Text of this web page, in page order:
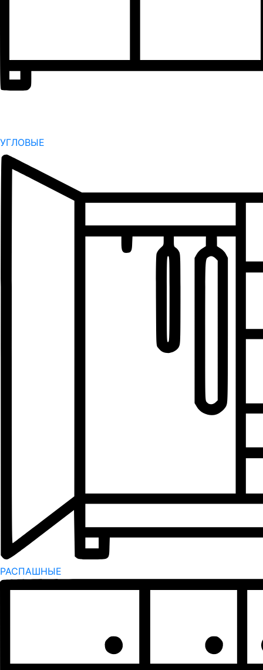
УГЛОВЫЕ
РАСПАШНЫЕ